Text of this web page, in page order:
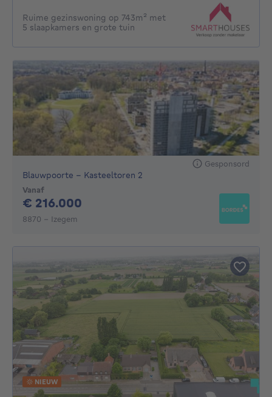
Ruime gezinswoning op 743m² met
5 slaapkamers en grote tuin
Gesponsord
Blauwpoorte - Kasteeltoren 2
Vanaf
€ 216.000
8870 - Izegem
NIEUW